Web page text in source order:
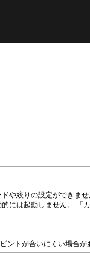
や絞りの設定ができませ
は起動しません。
ントが合いにくい場合が